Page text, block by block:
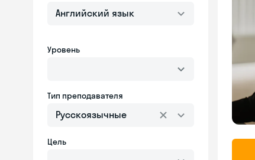
Английский язык
Уровень
Тип преподавателя
Русскоязычные
Цель